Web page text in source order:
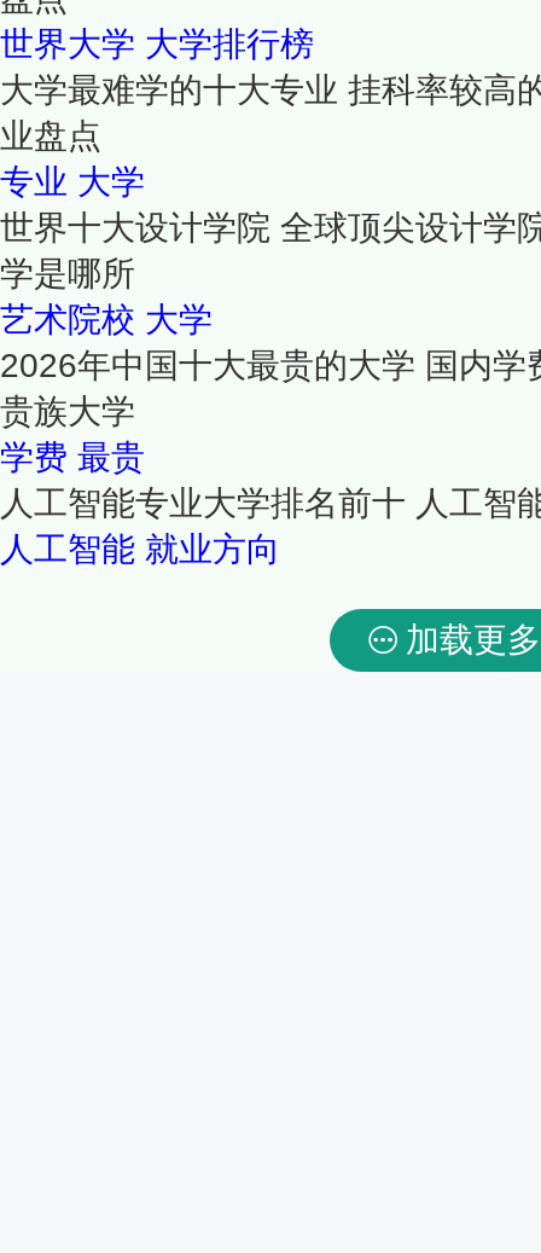
世界大学 大学排行榜
大学最难学的十大专业 挂科率较高
业盘点
专业 大学
世界十大设计学院 全球顶尖设计学
学是哪所
艺术院校 大学
2026年中国十大最贵的大学 国内
贵族大学
学费 最贵
人工智能专业大学排名前十 人工智
人工智能 就业方向
加载更多